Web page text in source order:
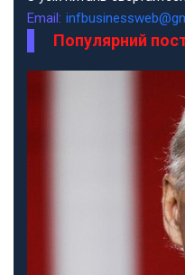
Email:
Популярний